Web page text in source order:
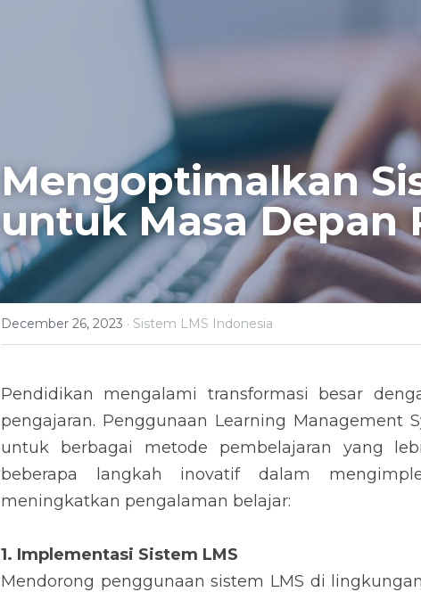
Mengoptimalkan
untuk Masa Depan
December 26, 2023 · Sistem LMS Indonesia
Pendidikan mengalami transformasi besar
pengajaran. Penggunaan Learning Management
untuk berbagai metode pembelajaran yang
beberapa langkah inovatif dalam
meningkatkan pengalaman belajar:
1. Implementasi Sistem LMS
Mendorong penggunaan sistem LMS di